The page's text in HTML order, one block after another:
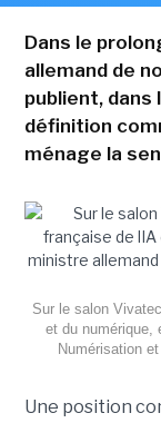
Dans le
allemand de
publient, dans
définition
ménage la
Sur le salon
et du numérique,
Numérisation
Une position